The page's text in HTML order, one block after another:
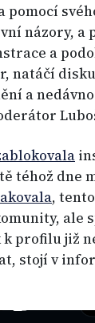
pomocí
názory, a
a
natáčí
a
téhož dne
,
ale
profilu již
stojí v